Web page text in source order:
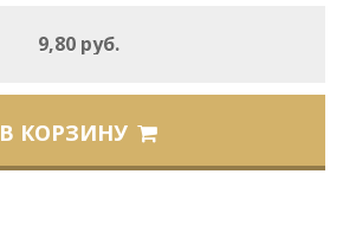
9,80 руб.
В КОРЗИНУ